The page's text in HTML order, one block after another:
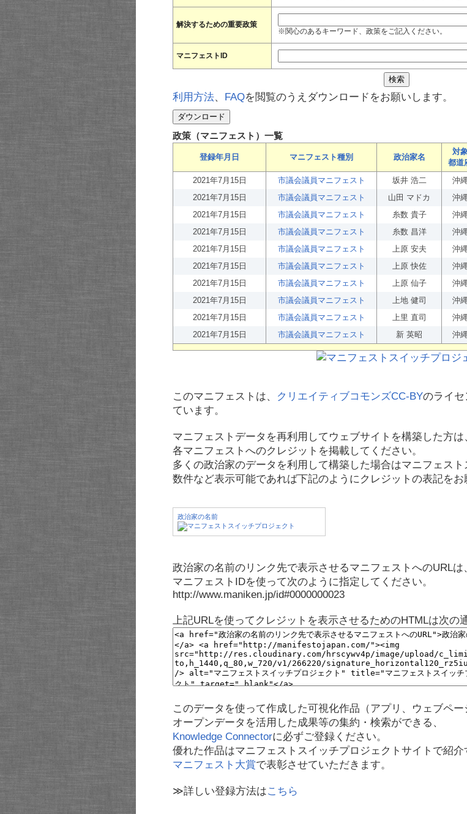
解決するための重要政策
※関心のあるキーワード、政策をご記入ください。
マニフェストID
利用方法、 FAQを閲覧のうえダウンロードをお願いします。
政策（マニフェスト）一覧
登録年月日 マニフェスト種別 政治家名
対
都道
2021年7月15日
市議会議員マニフェスト 坂井 浩二 沖
2021年7月15日
市議会議員マニフェスト 山田 マドカ 沖
2021年7月15日
市議会議員マニフェスト 糸数 貴子 沖
2021年7月15日
市議会議員マニフェスト 糸数 昌洋 沖
2021年7月15日
市議会議員マニフェスト 上原 安夫 沖
2021年7月15日
市議会議員マニフェスト 上原 快佐 沖
2021年7月15日
市議会議員マニフェスト 上原 仙子 沖
2021年7月15日
市議会議員マニフェスト 上地 健司 沖
2021年7月15日
市議会議員マニフェスト 上里 直司 沖
2021年7月15日
市議会議員マニフェスト 新 英昭 沖
このマニフェストは、 クリエイティブコモンズCC-BYのライ
ています。
マニフェストデータを再利用してウェブサイトを構築した方は
各マニフェストへのクレジットを掲載してください。
多くの政治家のデータを利用して構築した場合はマニフェスト
数件など表示可能であれば下記のようにクレジットの表記をお
政治家の名前
政治家の名前のリンク先で表示させるマニフェストへのURLは
マニフェストIDを使って次のように指定してください。
http://www.maniken.jp/id#0000000023
上記URLを使ってクレジットを表示させるためのHTMLは次の
このデータを使って作成した可視化作品（アプリ、ウェブペー
オープンデータを活用した成果等の集約・検索ができる、
Knowledge Connectorに必ずご登録ください。
優れた作品はマニフェストスイッチプロジェクトサイトで紹介
マニフェスト大賞で表彰させていただきます。
≫詳しい登録方法はこちら